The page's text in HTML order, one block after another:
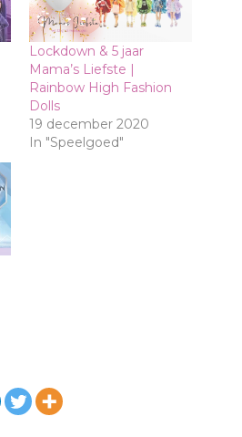
Lockdown & 5 jaar
Mama’s Liefste |
Rainbow High Fashion
Dolls
19 december 2020
In "Speelgoed"